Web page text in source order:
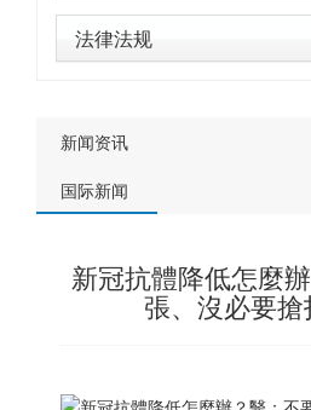
法律法规
新闻资讯
国际新闻
新冠抗體降低怎麼
張、沒必要